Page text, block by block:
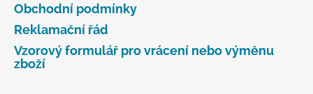
Obchodní podmínky
Reklamační řád
Vzorový formulář pro vrácení nebo výměnu
zboží